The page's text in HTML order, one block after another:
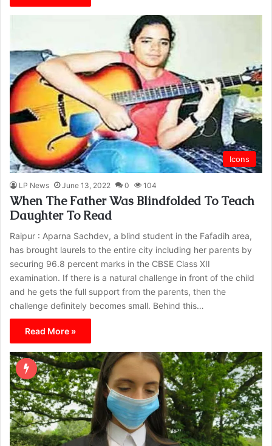
Icons
LP News June 13, 2022 0 104
When The Father Was Blindfolded To Teach
Daughter To Read
Raipur : Aparna Sachdev, a blind student in the Fafadih area,
has brought laurels to the entire city including her parents by
securing 96.8 percent marks in the CBSE Class XII
examination. If there is a natural challenge in front of the child
and he gets the full support from the parents, then the
challenge definitely becomes small. Behind this…
Read More »